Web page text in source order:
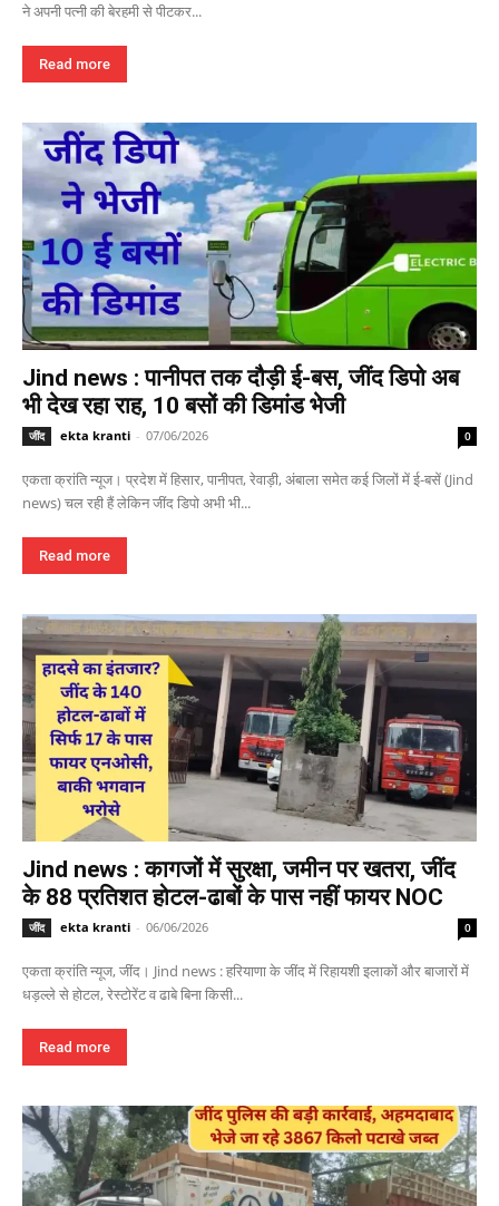
ने अपनी पत्नी की बेरहमी से पीटकर...
Read more
Jind news : पानीपत तक दौड़ी ई-बस, जींद डिपो अब
भी देख रहा राह, 10 बसों की डिमांड भेजी
जींद ekta kranti - 07/06/2026 0
एकता क्रांति न्यूज। प्रदेश में हिसार, पानीपत, रेवाड़ी, अंबाला समेत कई जिलों में ई-बसें (Jind
news) चल रही हैं लेकिन जींद डिपो अभी भी...
Read more
Jind news : कागजों में सुरक्षा, जमीन पर खतरा, जींद
के 88 प्रतिशत होटल-ढाबों के पास नहीं फायर NOC
जींद ekta kranti - 06/06/2026 0
एकता क्रांति न्यूज, जींद। Jind news : हरियाणा के जींद में रिहायशी इलाकों और बाजारों में
धड़ल्ले से होटल, रेस्टोरेंट व ढाबे बिना किसी...
Read more